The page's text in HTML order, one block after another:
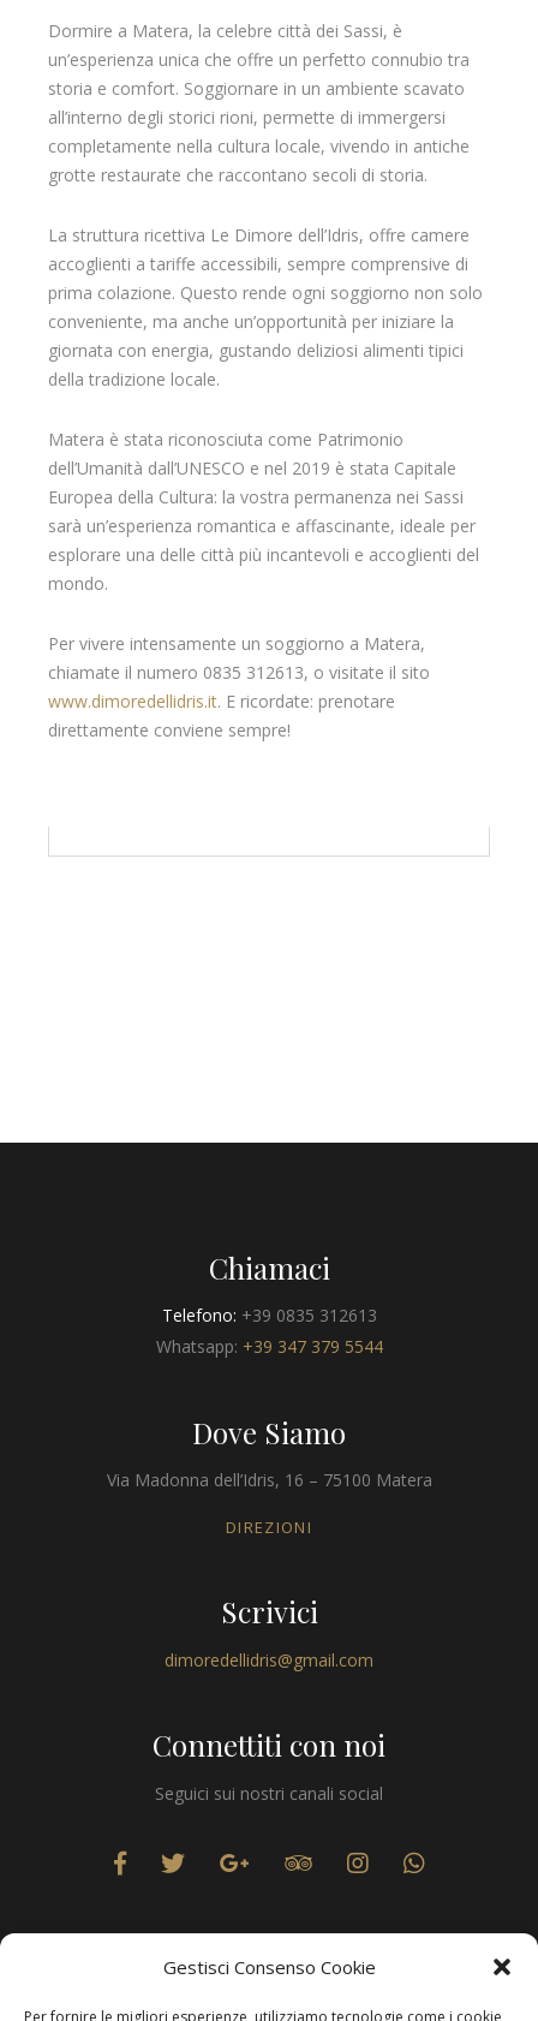
Gestisci Consenso Cookie
Per fornire le migliori esperienze, utilizziamo tecnologie come i cookie
Dormire a Matera, la celebre città dei Sassi, è
un’esperienza unica che offre un perfetto connubio tra
storia e comfort. Soggiornare in un ambiente scavato
all’interno degli storici rioni, permette di immergersi
completamente nella cultura locale, vivendo in antiche
grotte restaurate che raccontano secoli di storia.
La struttura ricettiva Le Dimore dell’Idris, offre camere
accoglienti a tariffe accessibili, sempre comprensive di
prima colazione. Questo rende ogni soggiorno non solo
conveniente, ma anche un’opportunità per iniziare la
giornata con energia, gustando deliziosi alimenti tipici
della tradizione locale.
Matera è stata riconosciuta come Patrimonio
dell’Umanità dall’UNESCO e nel 2019 è stata Capitale
Europea della Cultura: la vostra permanenza nei Sassi
sarà un’esperienza romantica e affascinante, ideale per
esplorare una delle città più incantevoli e accoglienti del
mondo.
Per vivere intensamente un soggiorno a Matera,
chiamate il numero 0835 312613, o visitate il sito
www.dimoredellidris.it. E ricordate: prenotare
direttamente conviene sempre!
Chiamaci
Telefono: +39 0835 312613
Whatsapp: +39 347 379 5544
Dove Siamo
Via Madonna dell’Idris, 16 – 75100 Matera
DIREZIONI
Scrivici
dimoredellidris@gmail.com
Connettiti con noi
Seguici sui nostri canali social